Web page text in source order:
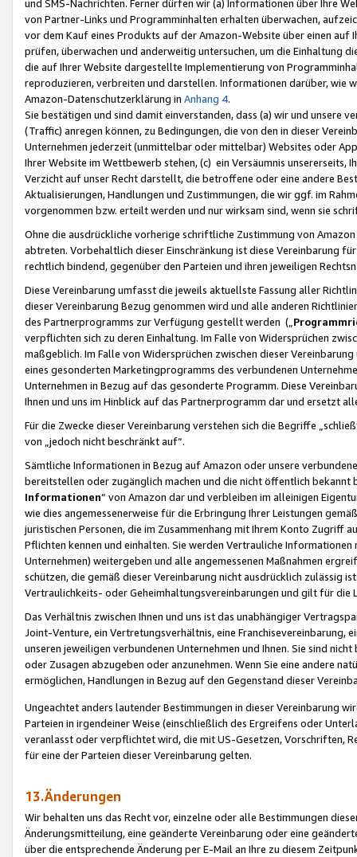
und SMS-Nachrichten. Ferner dürfen wir (a) Informationen über Ihre
von Partner-Links und Programminhalten erhalten überwachen,
vor dem Kauf eines Produkts auf der Amazon-Website über einen
prüfen, überwachen und anderweitig untersuchen, um die Einhaltung
die auf Ihrer Website dargestellte Implementierung von
reproduzieren, verbreiten und darstellen. Informationen darüber, wie
Amazon-Datenschutzerklärung in Anhang 4.
Sie bestätigen und sind damit einverstanden, dass (a) wir und
(Traffic) anregen können, zu Bedingungen, die von den in dieser
Unternehmen jederzeit (unmittelbar oder mittelbar) Websites oder
Ihrer Website im Wettbewerb stehen, (c) ein Versäumnis unsererseits,
Verzicht auf unser Recht darstellt, die betroffene oder eine andere
Aktualisierungen, Handlungen und Zustimmungen, die wir ggf. im
vorgenommen bzw. erteilt werden und nur wirksam sind, wenn sie
Ohne die ausdrückliche vorherige schriftliche Zustimmung von
abtreten. Vorbehaltlich dieser Einschränkung ist diese Vereinbarung
rechtlich bindend, gegenüber den Parteien und ihren jeweiligen
Diese Vereinbarung umfasst die jeweils aktuellste Fassung aller
dieser Vereinbarung Bezug genommen wird und alle anderen
des Partnerprogramms zur Verfügung gestellt werden („
verpflichten sich zu deren Einhaltung. Im Falle von Widersprüchen
maßgeblich. Im Falle von Widersprüchen zwischen dieser
eines gesonderten Marketingprogramms des verbundenen
Unternehmen in Bezug auf das gesonderte Programm. Diese
Ihnen und uns im Hinblick auf das Partnerprogramm dar und ersetzt
Für die Zwecke dieser Vereinbarung verstehen sich die Begriffe
von „jedoch nicht beschränkt auf“.
Sämtliche Informationen in Bezug auf Amazon oder unsere
bereitstellen oder zugänglich machen und die nicht öffentlich
Informationen“ von Amazon dar und verbleiben im alleinigen
wie dies angemessenerweise für die Erbringung Ihrer Leistungen
juristischen Personen, die im Zusammenhang mit Ihrem Konto
Pflichten kennen und einhalten. Sie werden Vertrauliche
Unternehmen) weitergeben und alle angemessenen Maßnahmen
schützen, die gemäß dieser Vereinbarung nicht ausdrücklich zulässig
Vertraulichkeits- oder Geheimhaltungsvereinbarungen und gilt für die
Das Verhältnis zwischen Ihnen und uns ist das unabhängiger
Joint-Venture, ein Vertretungsverhältnis, eine Franchisevereinbarung,
unseren jeweiligen verbundenen Unternehmen und Ihnen. Sie sind
oder Zusagen abzugeben oder anzunehmen. Wenn Sie eine andere
ermöglichen, Handlungen in Bezug auf den Gegenstand dieser
Ungeachtet anders lautender Bestimmungen in dieser Vereinbarung
Parteien in irgendeiner Weise (einschließlich des Ergreifens oder
veranlasst oder verpflichtet wird, die mit US-Gesetzen, Vorschriften,
für eine der Parteien dieser Vereinbarung gelten.
13.Änderungen
Wir behalten uns das Recht vor, einzelne oder alle Bestimmungen
Änderungsmitteilung, eine geänderte Vereinbarung oder eine
über die entsprechende Änderung per E-Mail an Ihre zu diesem